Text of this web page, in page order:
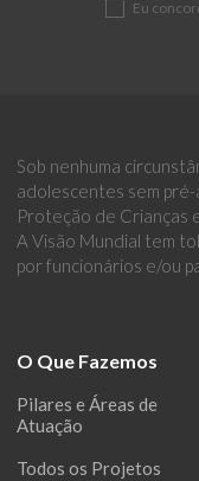
Eu
Sob nenhuma
adolescentes sem
Proteção de Crianças
A Visão Mundial tem
por funcionários e/ou
O Que Fazemos
Pilares e Áreas de
Atuação
Todos os Projetos